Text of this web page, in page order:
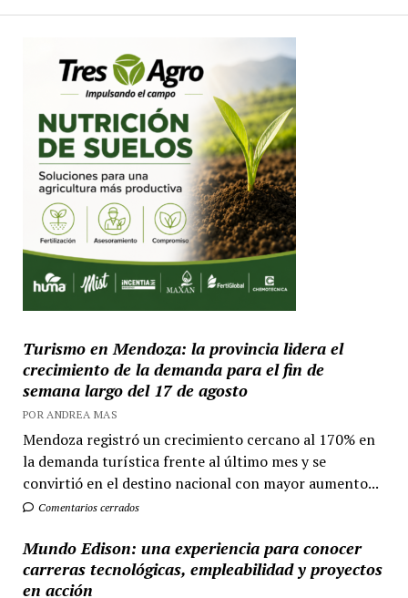
Turismo en Mendoza: la provincia lidera el
crecimiento de la demanda para el fin de
semana largo del 17 de agosto
POR ANDREA MAS
Mendoza registró un crecimiento cercano al 170% en
la demanda turística frente al último mes y se
convirtió en el destino nacional con mayor aumento...
Comentarios cerrados
Mundo Edison: una experiencia para conocer
carreras tecnológicas, empleabilidad y proyectos
en acción